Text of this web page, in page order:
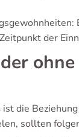
der
die
sollten